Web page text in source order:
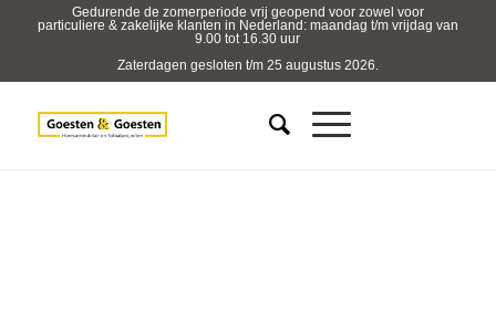
Gedurende de zomerperiode vrij geopend voor zowel voor
particuliere & zakelijke klanten in Nederland: maandag t/m vrijdag van
9.00 tot 16.30 uur
Zaterdagen gesloten t/m 25 augustus 2026.